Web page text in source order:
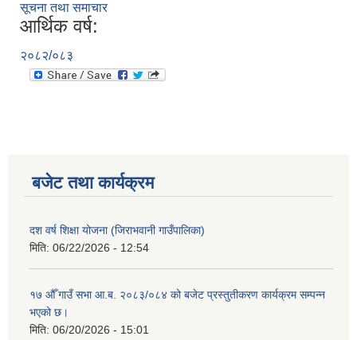
सूचना तथा समाचार
आर्थिक वर्ष:
२०८२/०८३
बजेट तथा कार्यक्रम
दश वर्ष शिक्षा योजना (जिराभवानी गाउँपालिका)
मिति: 06/22/2026 - 12:54
१७ औँ गाउँ सभा आ.ब. २०८३/०८४ को बजेट प्रस्तुतीकरण कार्यक्रम सम्पन्न
भएको छ।
मिति: 06/20/2026 - 15:01